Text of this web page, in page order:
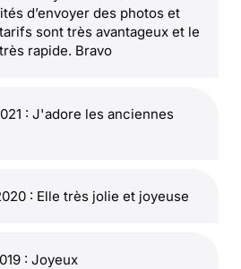
d’envoyer des photos et
sont très avantageux et le
rapide. Bravo
2021 : J'adore les anciennes
: Elle très jolie et joyeuse
: Joyeux